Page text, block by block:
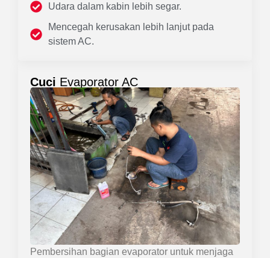
Udara dalam kabin lebih segar.
Mencegah kerusakan lebih lanjut pada
sistem AC.
Cuci Evaporator AC
Pembersihan bagian evaporator untuk menjaga